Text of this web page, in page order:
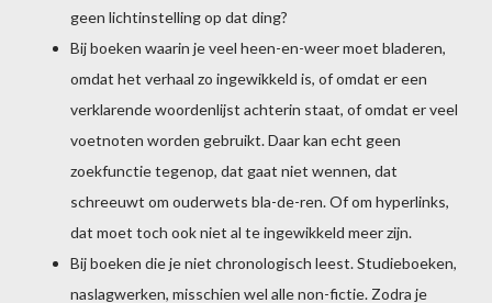
geen lichtinstelling op dat ding?
Bij boeken waarin je veel heen-en-weer moet bladeren,
omdat het verhaal zo ingewikkeld is, of omdat er een
verklarende woordenlijst achterin staat, of omdat er veel
voetnoten worden gebruikt. Daar kan echt geen
zoekfunctie tegenop, dat gaat niet wennen, dat
schreeuwt om ouderwets bla-de-ren. Of om hyperlinks,
dat moet toch ook niet al te ingewikkeld meer zijn.
Bij boeken die je niet chronologisch leest. Studieboeken,
naslagwerken, misschien wel alle non-fictie. Zodra je